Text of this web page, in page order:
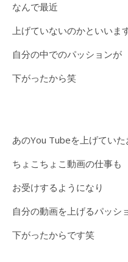
なんで最近
上げていないのかといいま
自分の中でのパッションが
下がったから笑
あのYou Tubeを上げてい
ちょこちょこ動画の仕事も
お受けするようになり
自分の動画を上げるパッシ
下がったからです笑